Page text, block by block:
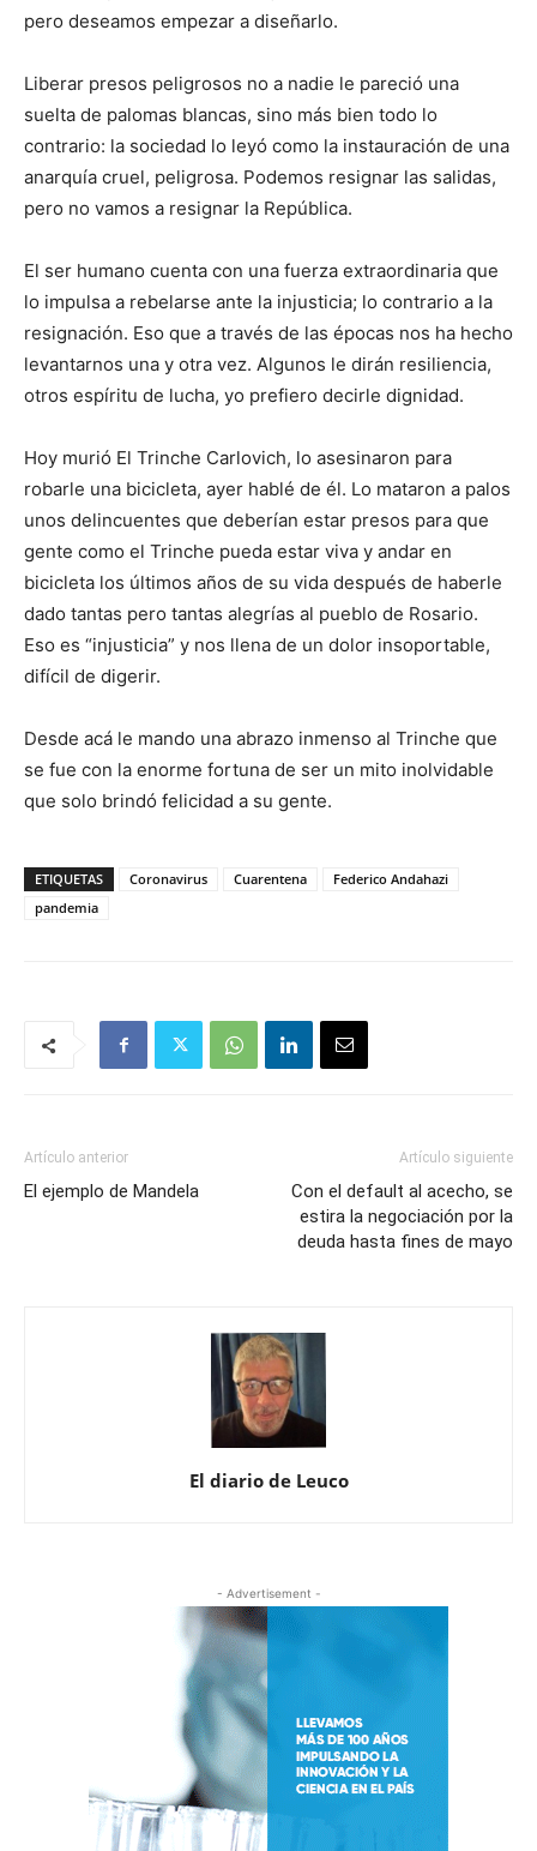
pero deseamos empezar a diseñarlo.
Liberar presos peligrosos no a nadie le pareció una
suelta de palomas blancas, sino más bien todo lo
contrario: la sociedad lo leyó como la instauración de una
anarquía cruel, peligrosa. Podemos resignar las salidas,
pero no vamos a resignar la República.
El ser humano cuenta con una fuerza extraordinaria que
lo impulsa a rebelarse ante la injusticia; lo contrario a la
resignación. Eso que a través de las épocas nos ha hecho
levantarnos una y otra vez. Algunos le dirán resiliencia,
otros espíritu de lucha, yo prefiero decirle dignidad.
Hoy murió El Trinche Carlovich, lo asesinaron para
robarle una bicicleta, ayer hablé de él. Lo mataron a palos
unos delincuentes que deberían estar presos para que
gente como el Trinche pueda estar viva y andar en
bicicleta los últimos años de su vida después de haberle
dado tantas pero tantas alegrías al pueblo de Rosario.
Eso es “injusticia” y nos llena de un dolor insoportable,
difícil de digerir.
Desde acá le mando una abrazo inmenso al Trinche que
se fue con la enorme fortuna de ser un mito inolvidable
que solo brindó felicidad a su gente.
ETIQUETAS Coronavirus Cuarentena
Federico Andahazi
pandemia
Artículo anterior
El ejemplo de Mandela
Artículo siguiente
Con el default al acecho, se
estira la negociación por la
deuda hasta fines de mayo
El diario de Leuco
- Advertisement -